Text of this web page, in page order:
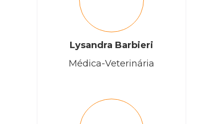
Lysandra Barbieri
Médica-Veterinária